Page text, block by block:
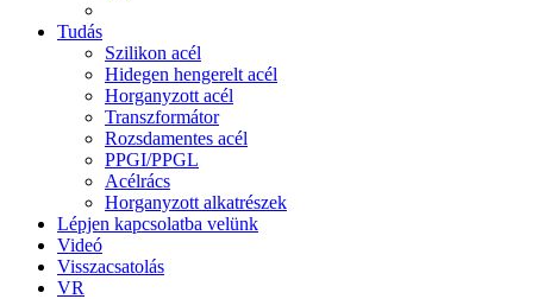
Tudás
Szilikon acél
Hidegen hengerelt acél
Horganyzott acél
Transzformátor
Rozsdamentes acél
PPGI/PPGL
Acélrács
Horganyzott alkatrészek
Lépjen kapcsolatba velünk
Videó
Visszacsatolás
VR